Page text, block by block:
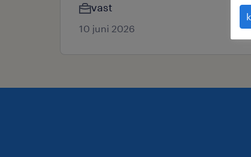
vast
10 juni 2026